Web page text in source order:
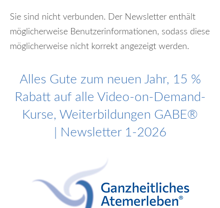
Sie sind nicht verbunden. Der Newsletter enthält
möglicherweise Benutzerinformationen, sodass diese
möglicherweise nicht korrekt angezeigt werden.
Alles Gute zum neuen Jahr, 15 %
Rabatt auf alle Video-on-Demand-
Kurse, Weiterbildungen GABE®
| Newsletter 1-2026